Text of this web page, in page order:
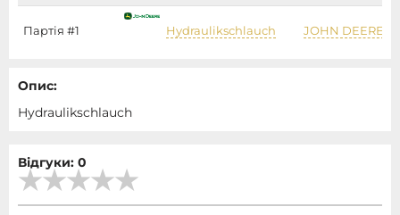
Партія #1 Hydraulikschlauch JOHN DEERE
Опис:
Hydraulikschlauch
Відгуки: 0